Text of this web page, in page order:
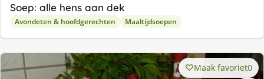
Soep: alle hens aan dek
Avondeten & hoofdgerechten Maaltijdsoepen
Maak favoriet0